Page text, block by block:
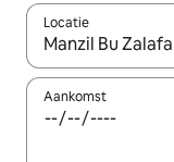
Locatie
Wanneer er
Aankomst